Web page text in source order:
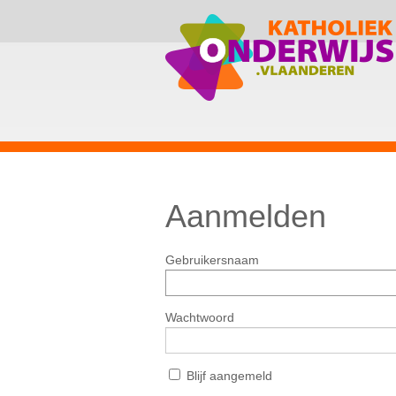
Aanmelden
Gebruikersnaam
Wachtwoord
Blijf aangemeld